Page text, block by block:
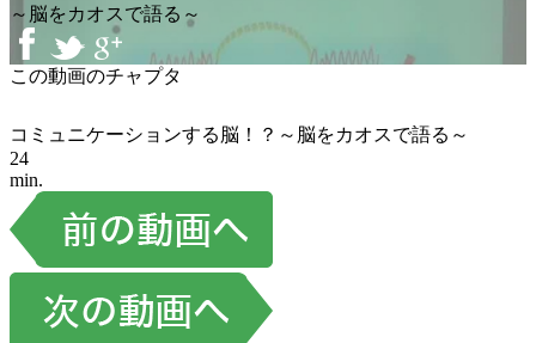
～脳をカオスで語る～
この動画のチャプタ
コミュニケーションする脳！？～脳をカオスで語る～
24
min.